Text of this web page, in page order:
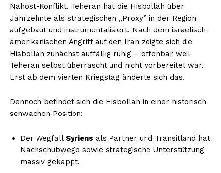
Nahost-Konflikt. Teheran hat die Hisbollah über
Jahrzehnte als strategischen „Proxy” in der Region
aufgebaut und instrumentalisiert. Nach dem israelisch-
amerikanischen Angriff auf den Iran zeigte sich die
Hisbollah zunächst auffällig ruhig – offenbar weil
Teheran selbst überrascht und nicht vorbereitet war.
Erst ab dem vierten Kriegstag änderte sich das.
Dennoch befindet sich die Hisbollah in einer historisch
schwachen Position:
Der Wegfall Syriens als Partner und Transitland hat
Nachschubwege sowie strategische Unterstützung
massiv gekappt.